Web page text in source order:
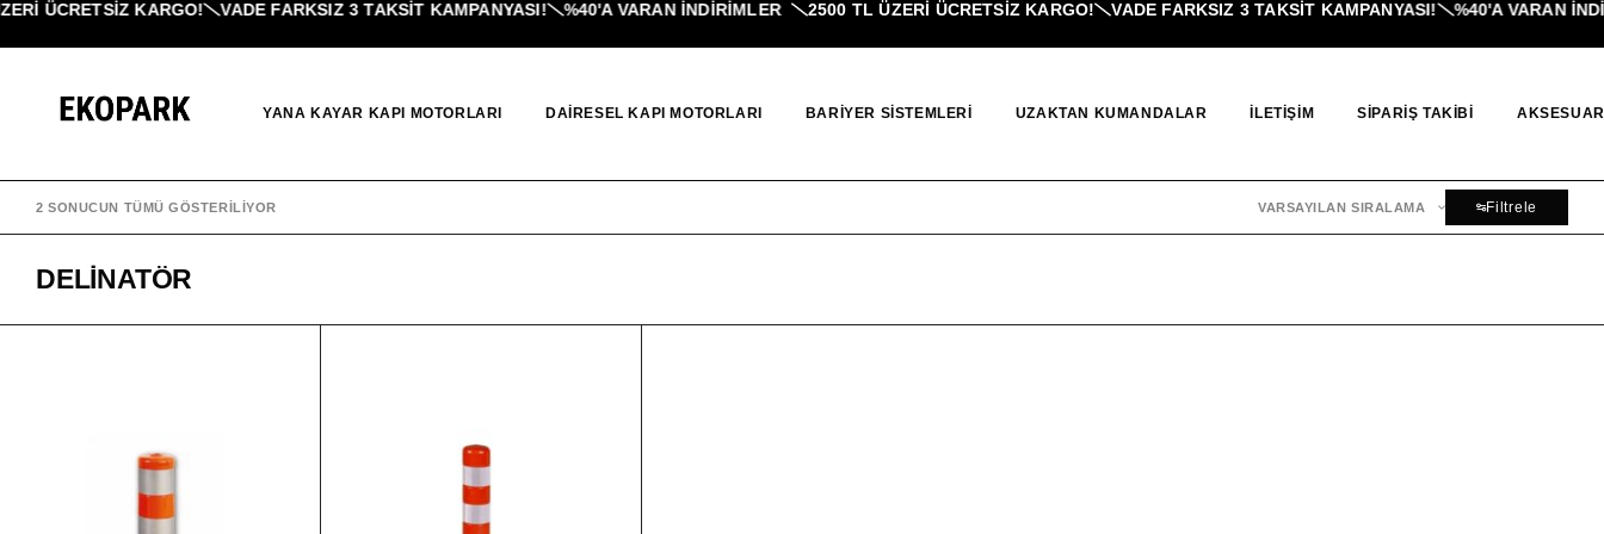
ÜCRETSİZ KARGO! VADE FARKSIZ 3 TAKSIT KAMPANYASI! %40'A VARAN İNDIRIMLER 2500 TL ÜZERI ÜCRETSİZ KARGO! VADE FARKSIZ 3 TAKSIT KAMPANYASI! %40'A VARAN
YANA KAYAR KAPI MOTORLARI DAIRESEL KAPI MOTORLARI BARIYER SISTEMLERI UZAKTAN KUMANDALAR İLETIŞIM SIPARIŞ TAKIBI
2 SONUCUN TÜMÜ GÖSTERILIYOR VARSAYILAN SIRALAMA Filtrele
DELINATÖR